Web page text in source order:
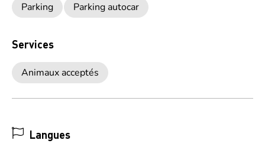
Parking Parking autocar
Services
Animaux acceptés
Langues